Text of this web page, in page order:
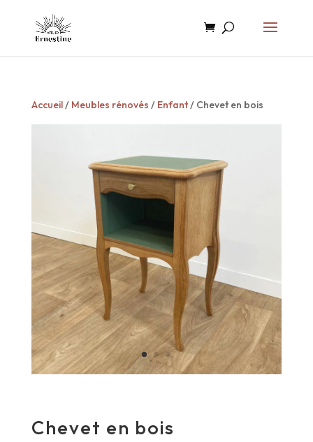
Accueil/ Meubles rénovés / Enfant/ Chevet en bois
Chevet en bois